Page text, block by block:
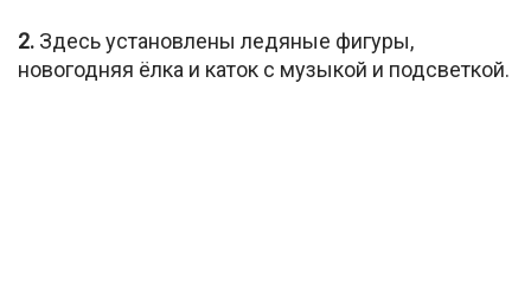
2. Здесь установлены ледяные фигуры,
новогодняя ёлка и каток с музыкой и подсветкой.